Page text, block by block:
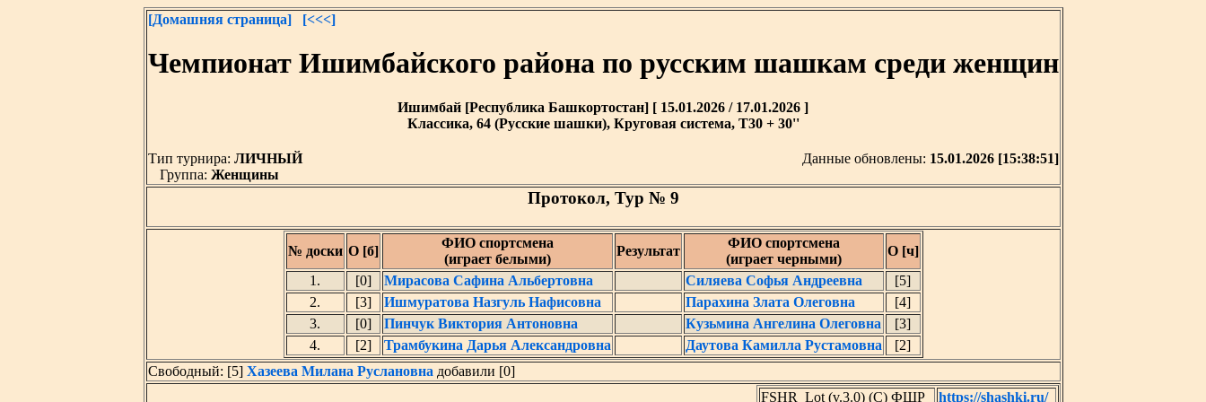
[Домашняя страница] [<<<]
Чемпионат Ишимбайского района по русским шашкам среди женщин
Ишимбай [Республика Башкортостан] [ 15.01.2026 / 17.01.2026 ]
Классика, 64 (Русские шашки), Круговая система, T30 + 30''
Тип турнира: ЛИЧНЫЙ Данные обновлены: 15.01.2026 [15:38:51]
Группа: Женщины
Протокол, Тур № 9
№ доски О [б]
ФИО спортсмена
(играет белыми)
Результат
ФИО спортсмена
(играет черными)
О [ч]
1.
[0] Мирасова Сафина Альбертовна Силяева Софья Андреевна
[5]
2.
[3] Ишмуратова Назгуль Нафисовна Парахина Злата Олеговна
[4]
3.
[0] Пинчук Виктория Антоновна Кузьмина Ангелина Олеговна
[3]
4.
[2] Трамбукина Дарья Александровна Даутова Камилла Рустамовна
[2]
Свободный: [5] Хазеева Милана Руслановна добавили [0]
FSHR_Lot (v.3.0) (C) ФШР
https://shashki.ru/